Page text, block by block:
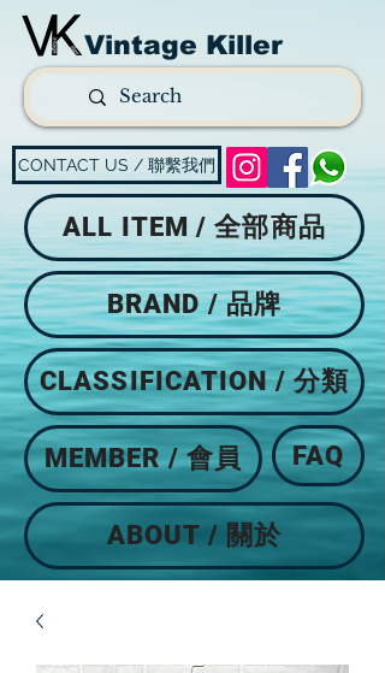
Vintage Killer
CONTACT US / 聯繫我們
ALL ITEM / 全部商品
BRAND / 品牌
CLASSIFICATION / 分類
MEMBER / 會員 FAQ
ABOUT / 關於